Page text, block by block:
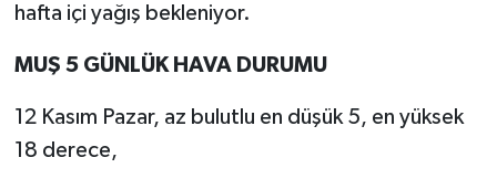
hafta içi yağış bekleniyor.
MUŞ 5 GÜNLÜK HAVA DURUMU
12 Kasım Pazar, az bulutlu en düşük 5, en yüksek
18 derece,